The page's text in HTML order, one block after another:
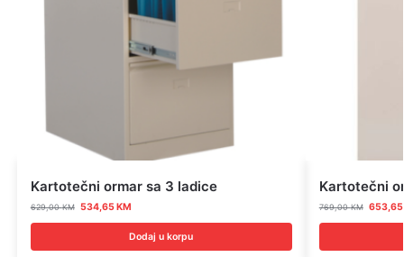
Kartotečni ormar sa 3 ladice
629,00KM 534,65KM
Dodaj u korpu
Kartotečni
769,00KM